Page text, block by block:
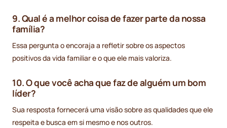
9. Qual é a melhor coisa de fazer parte da nossa
família?
Essa pergunta o encoraja a refletir sobre os aspectos
positivos da vida familiar e o que ele mais valoriza.
10. O que você acha que faz de alguém um bom
líder?
Sua resposta fornecerá uma visão sobre as qualidades que ele
respeita e busca em si mesmo e nos outros.